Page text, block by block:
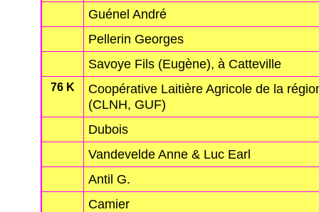
Guénel André
Pellerin Georges
Savoye Fils (Eugène), à Catteville
76 K
Coopérative Laitière Agricole de la
(CLNH, GUF)
Dubois
Vandevelde Anne & Luc Earl
Antil G.
Camier